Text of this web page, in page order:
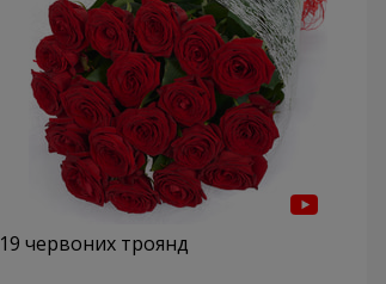
19 червоних троянд